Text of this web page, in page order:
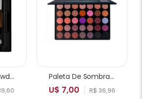
Blush Revlon Powder 005 Playfull Paleta De Sombras ICANDY Sweetie Cake 35A 35 Cores
U$ 7,00 R$ 36,96